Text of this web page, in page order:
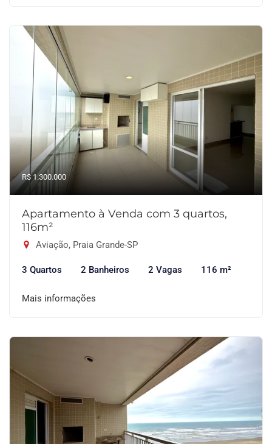
R$ 1.300.000
Apartamento à Venda com 3 quartos,
116m²
Aviação, Praia Grande-SP
3 Quartos 2 Banheiros 2 Vagas 116 m²
Mais informações